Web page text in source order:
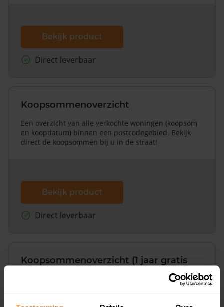
Bekijk product
Direct leverbaar
Koopsommenoverzicht
Een overzicht van alle verkochte woningen (koopsom
en koopdatum) binnen een postcodegebied. Bekijk
direct de koopsommen bij u in de straat!
Bekijk product
Direct leverbaar
Koopsommenoverzicht (1 jaar gratis